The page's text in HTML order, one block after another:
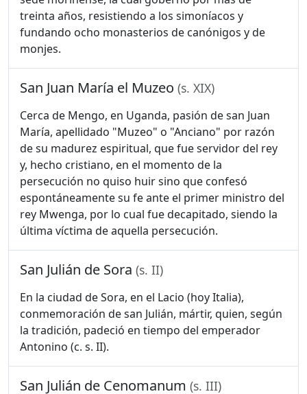
treinta años, resistiendo a los simoníacos y
fundando ocho monasterios de canónigos y de
monjes.
San Juan María el Muzeo (s. XIX)
Cerca de Mengo, en Uganda, pasión de san Juan
María, apellidado "Muzeo" o "Anciano" por razón
de su madurez espiritual, que fue servidor del rey
y, hecho cristiano, en el momento de la
persecución no quiso huir sino que confesó
espontáneamente su fe ante el primer ministro del
rey Mwenga, por lo cual fue decapitado, siendo la
última víctima de aquella persecución.
San Julián de Sora (s. II)
En la ciudad de Sora, en el Lacio (hoy Italia),
conmemoración de san Julián, mártir, quien, según
la tradición, padeció en tiempo del emperador
Antonino (c. s. II).
San Julián de Cenomanum (s. III)